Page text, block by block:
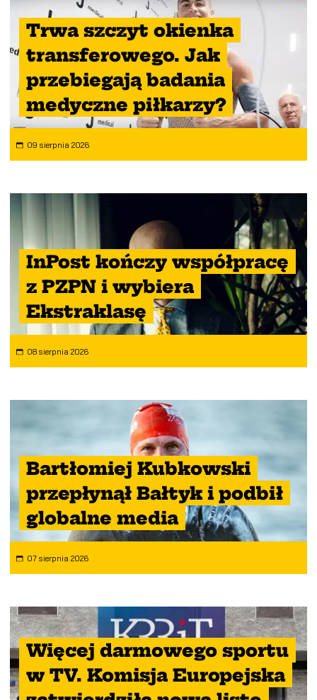
Trwa szczyt okienka
transferowego. Jak
przebiegają badania
medyczne piłkarzy?
09 sierpnia 2026
InPost kończy współpracę
z PZPN i wybiera
Ekstraklasę
08 sierpnia 2026
Bartłomiej Kubkowski
przepłynął Bałtyk i podbił
globalne media
07 sierpnia 2026
Więcej darmowego sportu
w TV. Komisja Europejska